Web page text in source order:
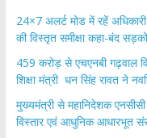
24×7 अलर्ट मोड में रहें
की विस्तृत समीक्षा कहा-बंद
459 करोड़ से एचएनबी गढ़वाल
शिक्षा मंत्री धन सिंह रावत ने
मुख्यमंत्री से महानिदेशक
विस्तार एवं आधुनिक आधारभूत